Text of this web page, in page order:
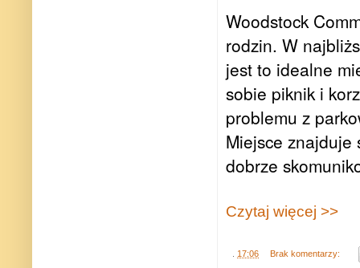
Woodstock
rodzin. W
jest to idealne
sobie piknik i
problemu z
Miejsce znajduje
dobrze
Czytaj więcej >>
17:06 Brak komentarzy: